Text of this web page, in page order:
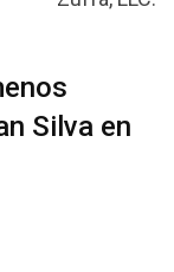
Silva en